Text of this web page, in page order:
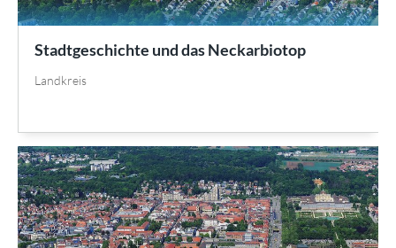
Stadtgeschichte und das Neckarbiotop
Landkreis